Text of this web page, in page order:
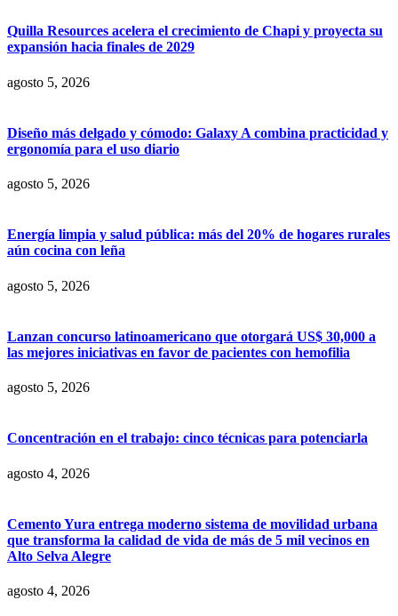
Quilla Resources acelera el crecimiento de Chapi y proyecta su
expansión hacia finales de 2029
agosto 5, 2026
Diseño más delgado y cómodo: Galaxy A combina practicidad y
ergonomía para el uso diario
agosto 5, 2026
Energía limpia y salud pública: más del 20% de hogares rurales
aún cocina con leña
agosto 5, 2026
Lanzan concurso latinoamericano que otorgará US$ 30,000 a
las mejores iniciativas en favor de pacientes con hemofilia
agosto 5, 2026
Concentración en el trabajo: cinco técnicas para potenciarla
agosto 4, 2026
Cemento Yura entrega moderno sistema de movilidad urbana
que transforma la calidad de vida de más de 5 mil vecinos en
Alto Selva Alegre
agosto 4, 2026